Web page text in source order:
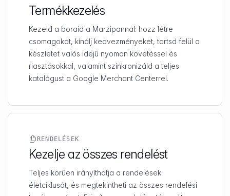
Termékkezelés
Kezeld a boraid a Marzipannal: hozz létre
csomagokat, kínálj kedvezményeket, tartsd felül a
készletet valós idejű nyomon követéssel és
riasztásokkal, valamint szinkronizáld a teljes
katalógust a Google Merchant Centerrel.
RENDELÉSEK
Kezelje az összes rendelést
Teljes körűen irányíthatja a rendelések
életciklusát, és megtekintheti az összes rendelési